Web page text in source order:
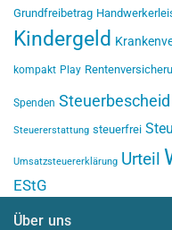
Grundfreibetrag
Kindergeld
kompakt Play
Spenden Steuerbescheid
Steuererstattung steuerfrei
Umsatzsteuererklärung Urteil
EStG
Über uns